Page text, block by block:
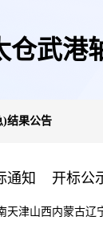
仓武港
)结果公告
通知 开标公
天津山西内蒙古辽